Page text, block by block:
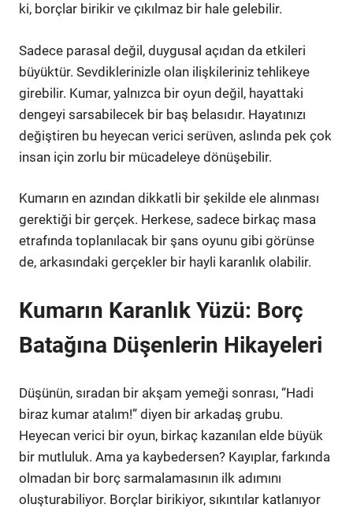
ki, borçlar birikir ve çıkılmaz bir hale gelebilir.
Sadece parasal değil, duygusal açıdan da etkileri
büyüktür. Sevdiklerinizle olan ilişkileriniz tehlikeye
girebilir. Kumar, yalnızca bir oyun değil, hayattaki
dengeyi sarsabilecek bir baş belasıdır. Hayatınızı
değiştiren bu heyecan verici serüven, aslında pek çok
insan için zorlu bir mücadeleye dönüşebilir.
Kumarın en azından dikkatli bir şekilde ele alınması
gerektiği bir gerçek. Herkese, sadece birkaç masa
etrafında toplanılacak bir şans oyunu gibi görünse
de, arkasındaki gerçekler bir hayli karanlık olabilir.
Kumarın Karanlık Yüzü: Borç
Batağına Düşenlerin Hikayeleri
Düşünün, sıradan bir akşam yemeği sonrası, “Hadi
biraz kumar atalım!” diyen bir arkadaş grubu.
Heyecan verici bir oyun, birkaç kazanılan elde büyük
bir mutluluk. Ama ya kaybedersen? Kayıplar, farkında
olmadan bir borç sarmalamasının ilk adımını
oluşturabiliyor. Borçlar birikiyor, sıkıntılar katlanıyor